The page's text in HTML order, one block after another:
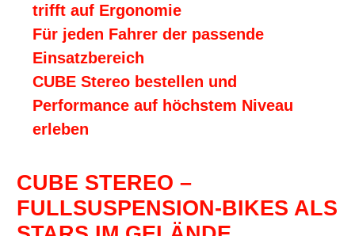
trifft auf Ergonomie
Für jeden Fahrer der passende
Einsatzbereich
CUBE Stereo bestellen und
Performance auf höchstem Niveau
erleben
CUBE STEREO –
FULLSUSPENSION-BIKES ALS